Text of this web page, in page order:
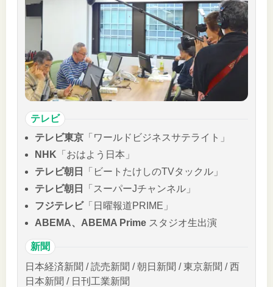
テレビ
テレビ東京 「ワールドビジネスサテライト」
NHK 「おはよう日本」
テレビ朝日
「ビートたけしのTVタックル」
テレビ朝日
「スーパーJチャンネル」
フジテレビ「日曜報道PRIME」
ABEMA、ABEMA Prime スタジオ生出演
新聞
日本経済新聞 / 読売新聞 / 朝日新聞 / 東京新聞 / 西
日本新聞 / 日刊工業新聞